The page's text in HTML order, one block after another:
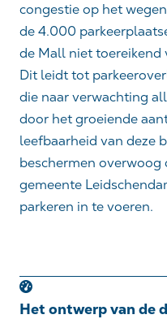
congestie op het
de 4.000
de Mall niet toereikend
Dit leidt tot
die naar verwachting
door het groeiende
leefbaarheid van deze
beschermen overwoog
gemeente
parkeren in tevoeren.
Het ontwerp van de